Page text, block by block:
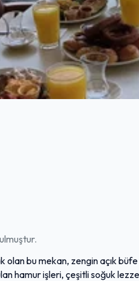
bu mekan, zengin açık büfe
hamur işleri, çeşitli soğuk